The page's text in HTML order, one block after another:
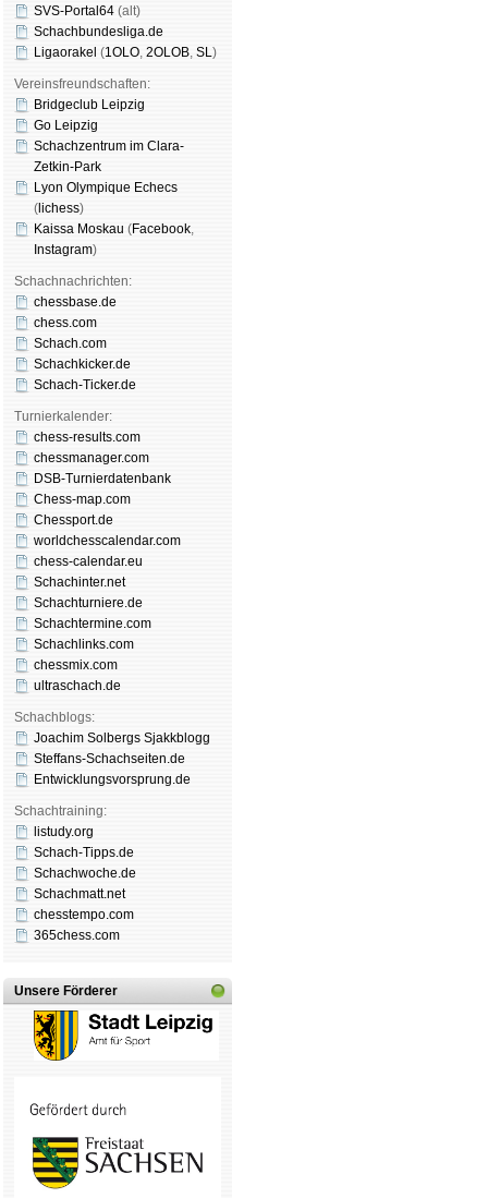
SVS-Portal64 (alt)
Schachbundesliga.de
Ligaorakel (1OLO, 2OLOB, SL)
Vereinsfreundschaften:
Bridgeclub Leipzig
Go Leipzig
Schachzentrum im Clara-
Zetkin-Park
Lyon Olympique Echecs
( lichess)
Kaissa Moskau (Face­book,
Insta­gram)
Schachnachrichten:
chessbase.de
chess.com
Schach.com
Schachkicker.de
Schach-Ticker.de
Turnierkalender:
chess-results.com
chessmanager.com
DSB-Turnierdatenbank
Chess-map.com
Chessport.de
worldchesscalendar.com
chess-calendar.eu
Schachinter.net
Schachturniere.de
Schachtermine.com
Schachlinks.com
chessmix.com
ultraschach.de
Schachblogs:
Joachim Solbergs Sjakkblogg
Steffans-Schachseiten.de
Entwicklungsvorsprung.de
Schachtraining:
listudy.org
Schach-Tipps.de
Schachwoche.de
Schachmatt.net
chesstempo.com
365chess.com
Unsere Förderer